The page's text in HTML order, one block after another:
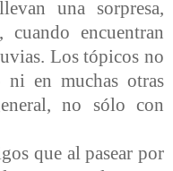
una sorpresa,
cuando encuentran
Los tópicos no
ni en muchas otras
no sólo con
que al pasear por